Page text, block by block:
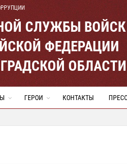
СЛУЖБЫ ВОЙСК
ФЕДЕРАЦИИ
ОБЛАСТИ
ГЕРОИ КОНТАКТЫ